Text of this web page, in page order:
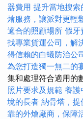
器費用 提升當地搜
燴服務，讓派對更輕
適合的照顧場所 假牙
找專業貨運公司，解
得信賴的白蟻防治公
為您打造獨一無二的
集和處理符合適用的
照片要求及規範 養護
境的長者 納骨塔，提
靠的外燴廠商，保障